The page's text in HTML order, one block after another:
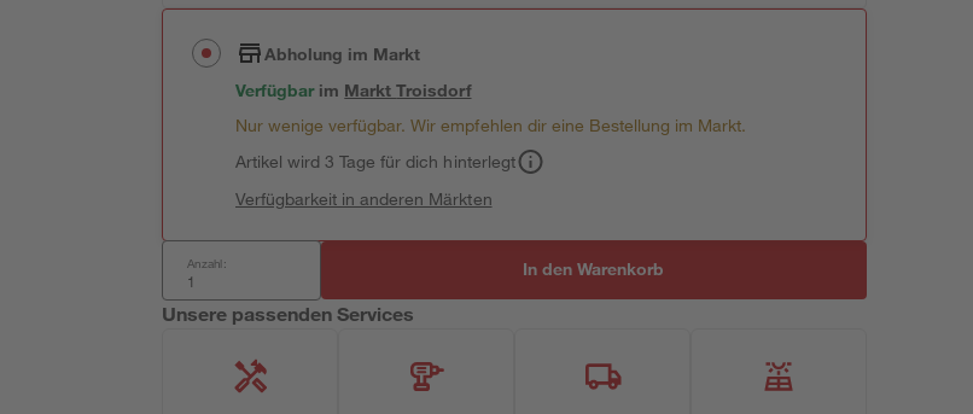
Abholung im Markt
Verfügbar im MarktTroisdorf
Nur wenige verfügbar. Wir empfehlen dir eine Bestellung im Markt.
Artikel wird 3 Tage für dich hinterlegt
Verfügbarkeit in anderen Märkten
Anzahl: In den Warenkorb
Unsere passenden Services